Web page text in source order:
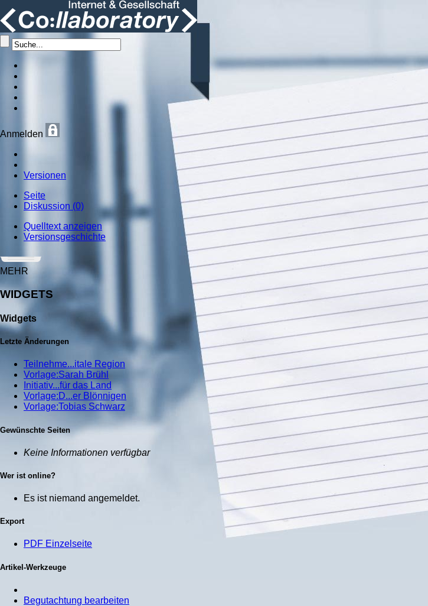
Anmelden
Versionen
Seite
Diskussion (0)
Quelltext anzeigen
Versionsgeschichte
MEHR
WIDGETS
Widgets
Letzte Änderungen
Teilnehme...itale Region
Vorlage:Sarah Brühl
Initiativ...für das Land
Vorlage:D...er Blönnigen
Vorlage:Tobias Schwarz
Gewünschte Seiten
Keine Informationen verfügbar
Wer ist online?
Es ist niemand angemeldet.
Export
PDF Einzelseite
Artikel-Werkzeuge
Begutachtung bearbeiten